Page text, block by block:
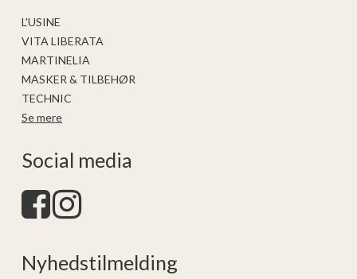
L'USINE
VITA LIBERATA
MARTINELIA
MASKER & TILBEHØR
TECHNIC
Se mere
Social media
Nyhedstilmelding